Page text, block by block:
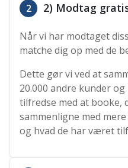
2 2) Modtag
Når vi har modtaget
matche dig op med de
Dette gør vi ved at
20.000 andre kunder
tilfredse med at booke,
sammenligne med
og hvad de har været